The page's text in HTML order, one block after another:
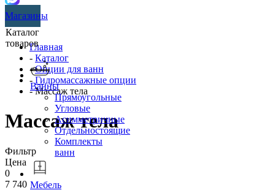
Магазины
Каталог
товаров
Ванны
Прямоугольные
Угловые
Асимметричные
Отдельностоящие
Комплекты
ванн
Мебель
Главная
- Каталог
-Опции для ванн
- Гидромассажные опции
- Массаж тела
Массаж тела
Фильтр
Цена
0
7 740